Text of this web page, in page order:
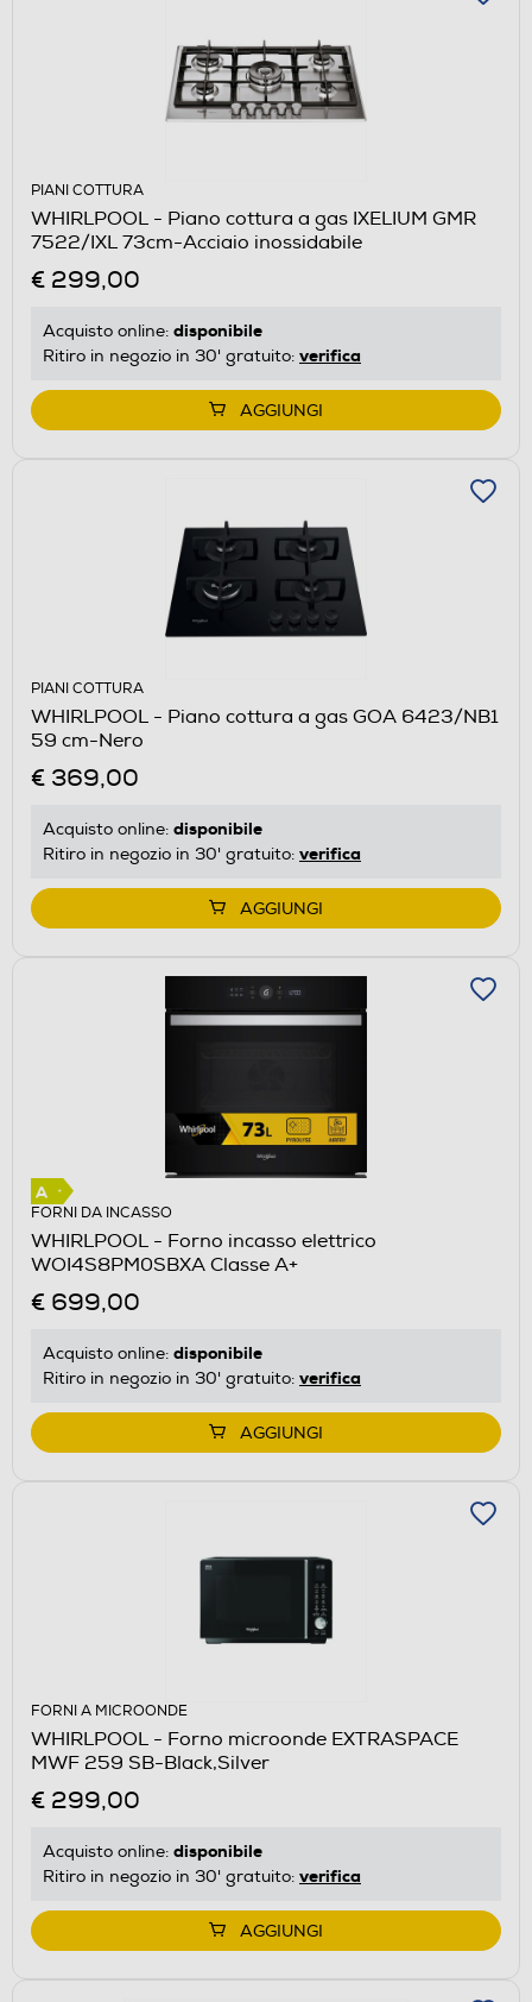
PIANI COTTURA
WHIRLPOOL - Piano cottura a gas IXELIUM GMR
7522/IXL 73cm-Acciaio inossidabile
€ 299,00
Acquisto online: disponibile
Ritiro in negozio in 30' gratuito: verifica
AGGIUNGI
PIANI COTTURA
WHIRLPOOL - Piano cottura a gas GOA 6423/NB1
59 cm-Nero
€ 369,00
Acquisto online: disponibile
Ritiro in negozio in 30' gratuito: verifica
AGGIUNGI
FORNI DA INCASSO
WHIRLPOOL - Forno incasso elettrico
WOI4S8PM0SBXA Classe A+
€ 699,00
Acquisto online: disponibile
Ritiro in negozio in 30' gratuito: verifica
AGGIUNGI
FORNI A MICROONDE
WHIRLPOOL - Forno microonde EXTRASPACE
MWF 259 SB-Black,Silver
€ 299,00
Acquisto online: disponibile
Ritiro in negozio in 30' gratuito: verifica
AGGIUNGI